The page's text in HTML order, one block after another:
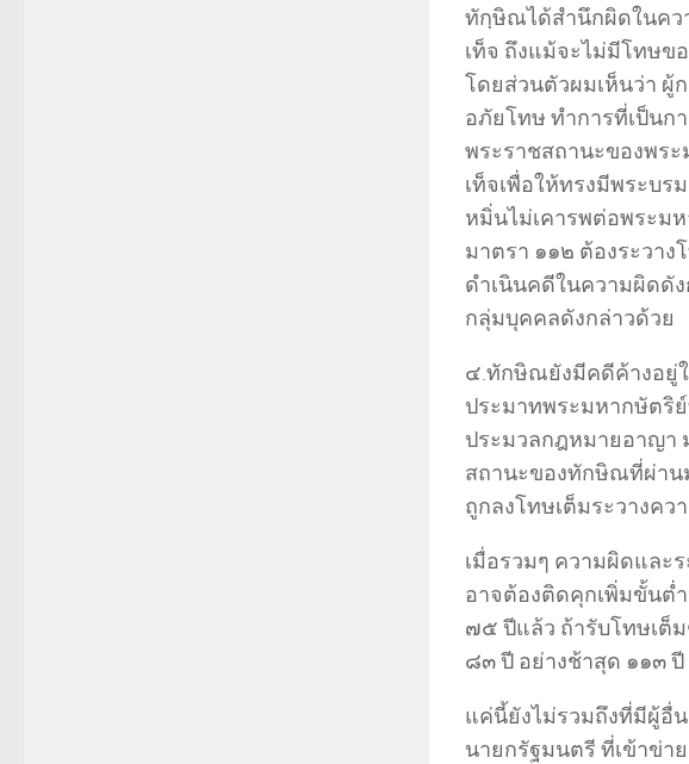
ทักฺษิณได้สำนึกผิดในคว
เท็จ ถึงแม้จะไม่มีโทษข
โดยส่วนตัวผมเห็นว่า ผู้
อภัยโทษ ทำการที่เป็นก
พระราชสถานะของพร
เท็จเพื่อให้ทรงมีพระบ
หมิ่นไม่เคารพต่อพระม
มาตรา ๑๑๒ ต้องระวา
ดำเนินคดีในความผิดดั
กลุ่มบุคคลดังกล่าวด้วย
๔.ทักษิณยังมีคดีค้างอยู่
ประมาทพระมหากษัตริ
ประมวลกฎหมายอาญา
สถานะของทักษิณที่ผ่าน
ถูกลงโทษเต็มระวางคว
เมื่อรวมๆ ความผิดและ
อาจต้องติดคุกเพิ่มขั้น
๗๕ ปีแล้ว ถ้ารับโทษเต็ม
๘๓ ปี อย่างช้าสุด ๑๑๓ ปี
แค่นี้ยังไม่รวมถึงที่มีผู้อื่
นายกรัฐมนตรี ที่เข้าข่า